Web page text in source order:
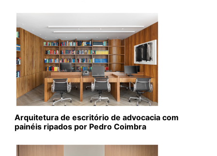
Arquitetura de escritório de advocacia com
painéis ripados por Pedro Coimbra